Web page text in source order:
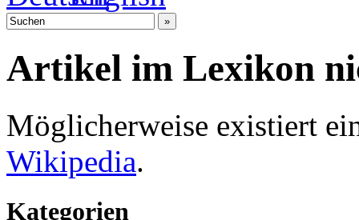
Artikel im Lexikon
Möglicherweise existiert
Wikipedia.
Kategorien